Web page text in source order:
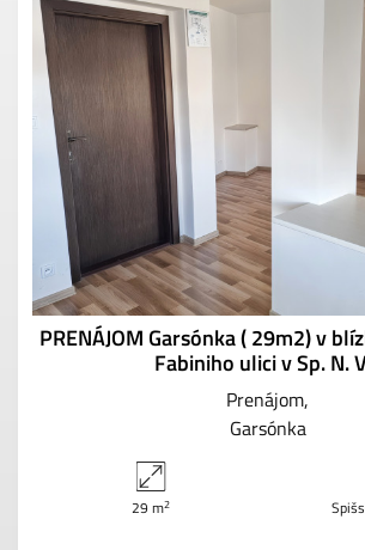
PRENÁJOM Garsónka ( 29m2) v
Fabiniho ulici v Sp. N.
Prenájom
Garsónka
29 m2